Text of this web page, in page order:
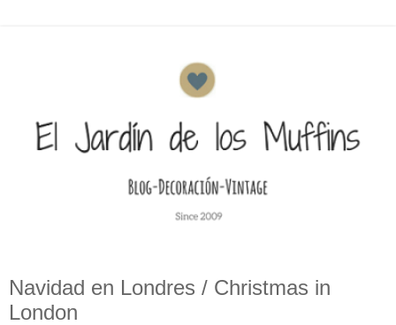
Navidad en Londres / Christmas in
London